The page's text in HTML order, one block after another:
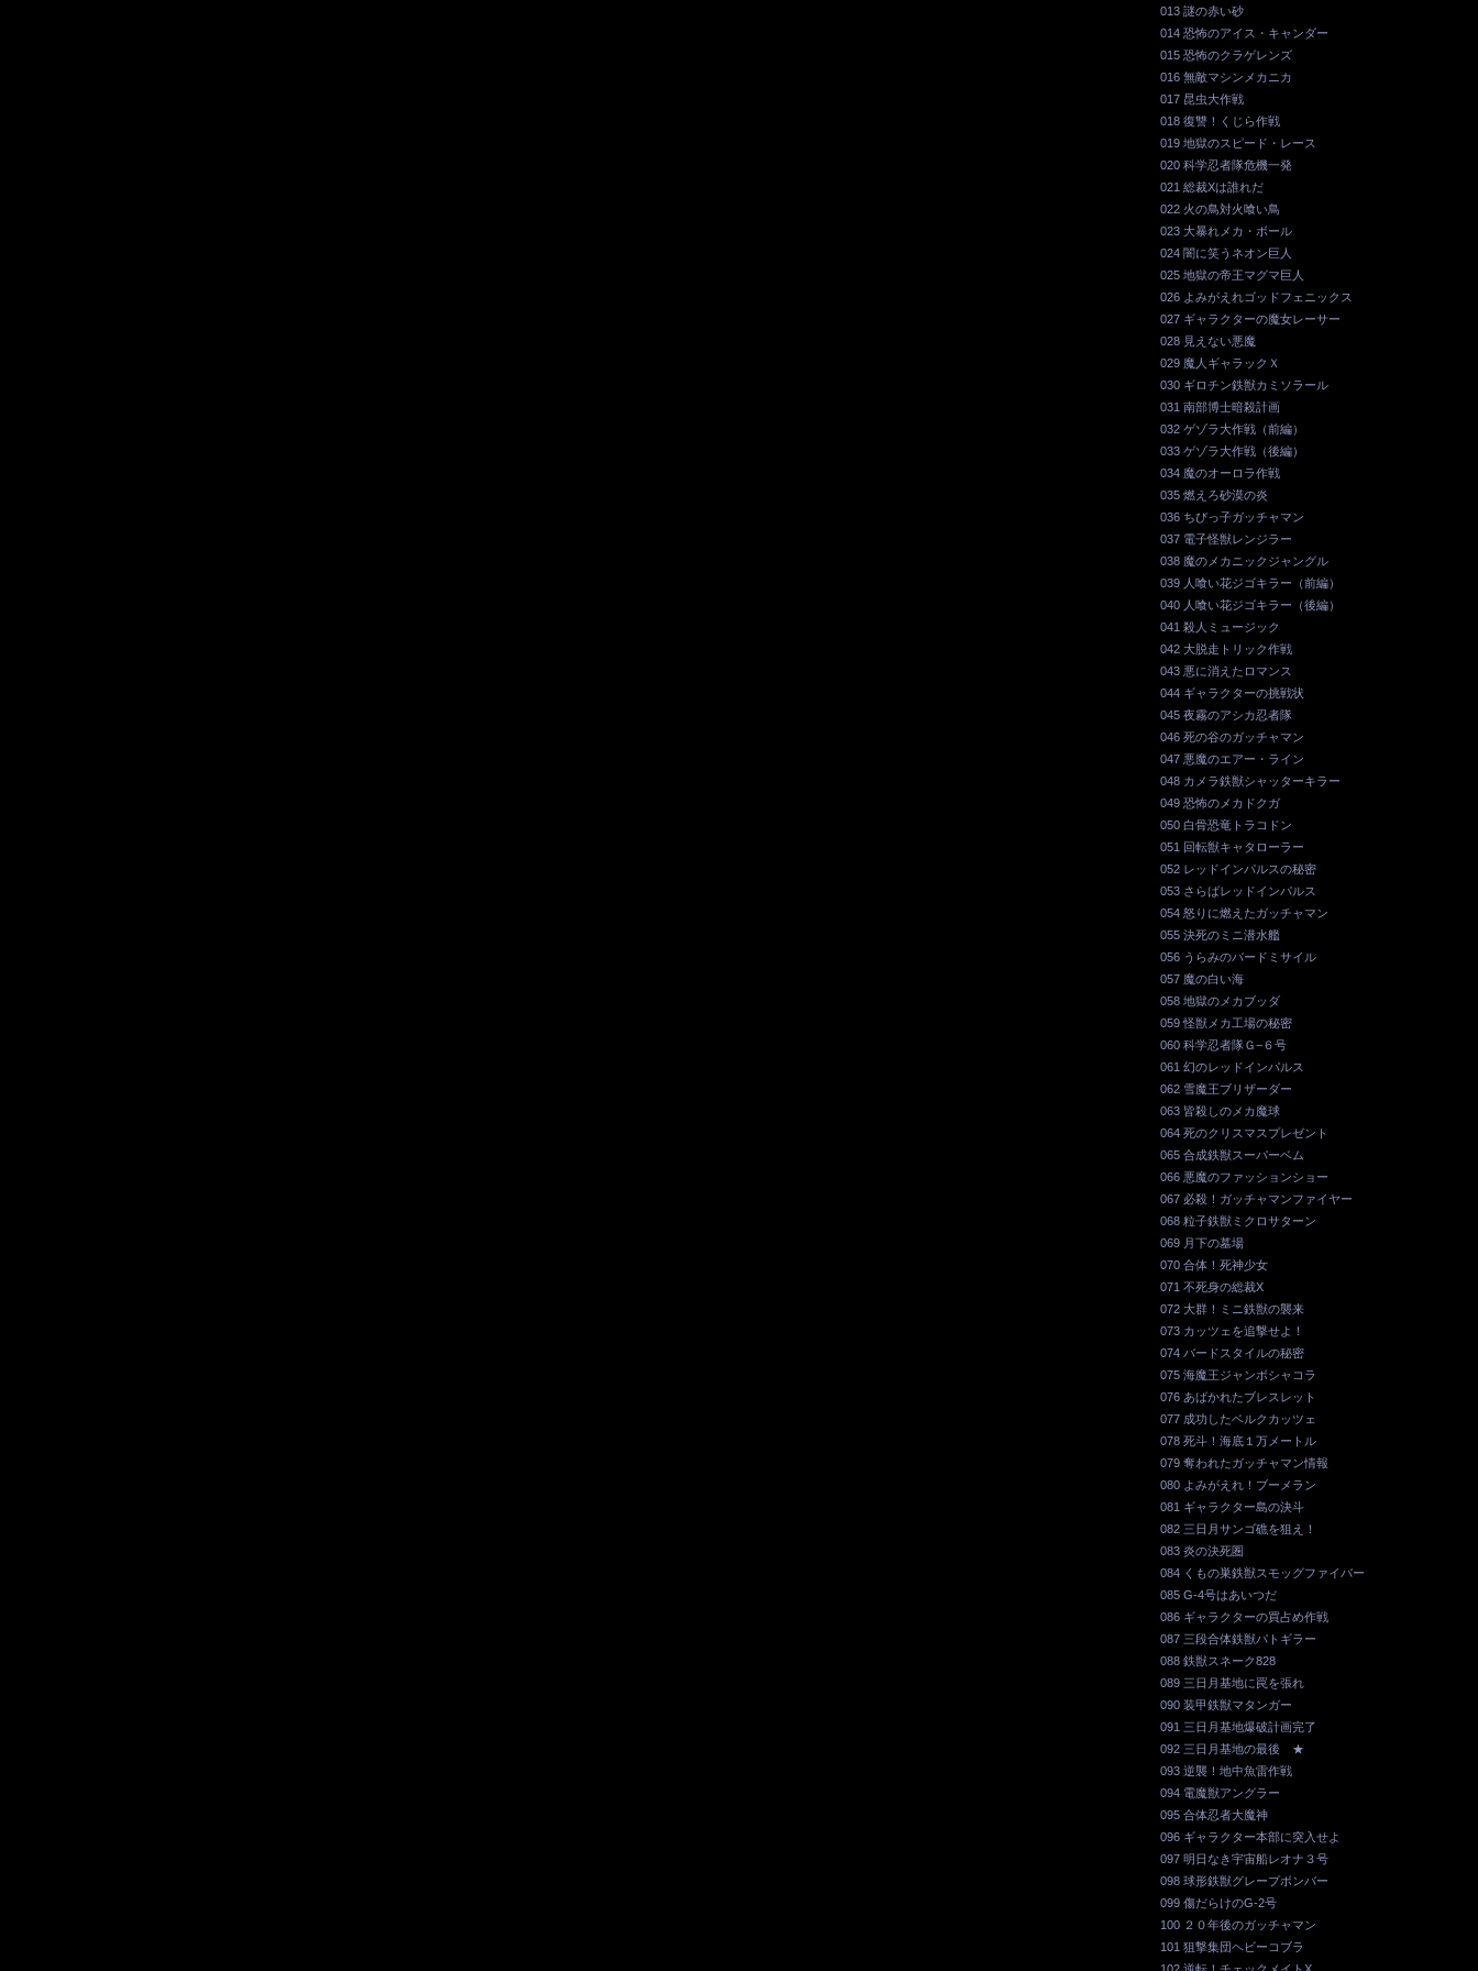
013 謎の赤い砂
014 恐怖のアイス・キャンダー
015 恐怖のクラゲレンズ
016 無敵マシンメカニカ
017 昆虫大作戦
018 復讐！くじら作戦
019 地獄のスピード・レース
020 科学忍者隊危機一発
021 総裁Xは誰れだ
022 火の鳥対火喰い鳥
023 大暴れメカ・ボール
024 闇に笑うネオン巨人
025 地獄の帝王マグマ巨人
026 よみがえれゴッドフェニックス
027 ギャラクターの魔女レーサー
028 見えない悪魔
029 魔人ギャラックＸ
030 ギロチン鉄獣カミソラール
031 南部博士暗殺計画
032 ゲゾラ大作戦（前編）
033 ゲゾラ大作戦（後編）
034 魔のオーロラ作戦
035 燃えろ砂漠の炎
036 ちびっ子ガッチャマン
037 電子怪獣レンジラー
038 魔のメカニックジャングル
039 人喰い花ジゴキラー（前編）
040 人喰い花ジゴキラー（後編）
041 殺人ミュージック
042 大脱走トリック作戦
043 悪に消えたロマンス
044 ギャラクターの挑戦状
045 夜霧のアシカ忍者隊
046 死の谷のガッチャマン
047 悪魔のエアー・ライン
048 カメラ鉄獣シャッターキラー
049 恐怖のメカドクガ
050 白骨恐竜トラコドン
051 回転獣キャタローラー
052 レッドインパルスの秘密
053 さらばレッドインパルス
054 怒りに燃えたガッチャマン
055 決死のミニ潜水艦
056 うらみのバードミサイル
057 魔の白い海
058 地獄のメカブッダ
059 怪獣メカ工場の秘密
060 科学忍者隊Ｇ−６号
061 幻のレッドインパルス
062 雪魔王ブリザーダー
063 皆殺しのメカ魔球
064 死のクリスマスプレゼント
065 合成鉄獣スーパーベム
066 悪魔のファッションショー
067 必殺！ガッチャマンファイヤー
068 粒子鉄獣ミクロサターン
069 月下の墓場
070 合体！死神少女
071 不死身の総裁X
072 大群！ミニ鉄獣の襲来
073 カッツェを追撃せよ！
074 バードスタイルの秘密
075 海魔王ジャンボシャコラ
076 あばかれたブレスレット
077 成功したベルクカッツェ
078 死斗！海底１万メートル
079 奪われたガッチャマン情報
080 よみがえれ！ブーメラン
081 ギャラクター島の決斗
082 三日月サンゴ礁を狙え！
083 炎の決死圏
084 くもの巣鉄獣スモッグファイバー
085 G-4号はあいつだ
086 ギャラクターの買占め作戦
087 三段合体鉄獣パトギラー
088 鉄獣スネーク828
089 三日月基地に罠を張れ
090 装甲鉄獣マタンガー
091 三日月基地爆破計画完了
092 三日月基地の最後 ★
093 逆襲！地中魚雷作戦
094 電魔獣アングラー
095 合体忍者大魔神
096 ギャラクター本部に突入せよ
097 明日なき宇宙船レオナ３号
098 球形鉄獣グレープボンバー
099 傷だらけのG-2号
100 ２０年後のガッチャマン
101 狙撃集団ヘビーコブラ